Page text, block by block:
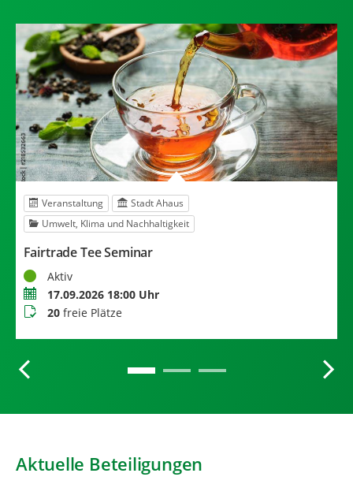
Veranstaltung
Stadt Ahaus
Umwelt, Klima und Nachhaltigkeit
Fairtrade Tee Seminar
StatusAktiv
Termin17.09.2026 18:00 Uhr
Buchungsstatus
20freie Plätze
Aktuelle Beteiligungen